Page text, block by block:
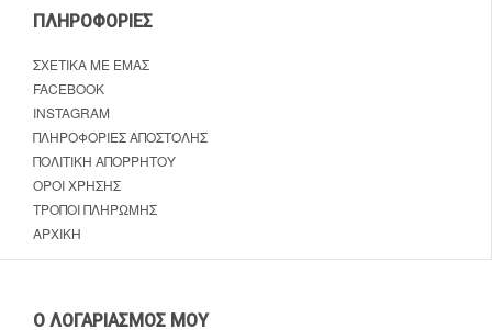
ΠΛΗΡΟΦΟΡΊΕΣ
ΣΧΕΤΙΚΆ ΜΕ ΕΜΆΣ
FACEBOOK
INSTAGRAM
ΠΛΗΡΟΦΟΡΊΕΣ ΑΠΟΣΤΟΛΉΣ
ΠΟΛΙΤΙΚΉ ΑΠΟΡΡΉΤΟΥ
ΌΡΟΙ ΧΡΉΣΗΣ
ΤΡΌΠΟΙ ΠΛΗΡΩΜΉΣ
ΑΡΧΙΚΉ
Ο ΛΟΓΑΡΙΑΣΜΌΣ ΜΟΥ